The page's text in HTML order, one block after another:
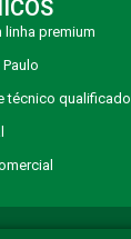
premium
técnico qualificado